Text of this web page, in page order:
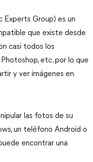
Experts Group) es un
que existe desde
casi todos los
etc. por lo que
y ver imágenes en
las fotos de su
un teléfono Android o
encontrar una